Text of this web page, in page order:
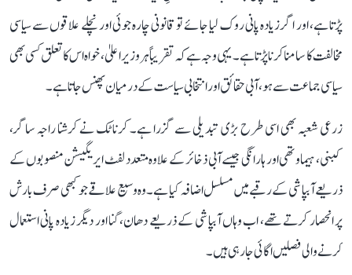
پڑتا ہے، اور اگر زیادہ پانی روک لیا جائے تو قانونی چارہ جوئی اور نچلے علاقوں سے سیاسی
مخالفت کا سامنا کرنا پڑتا ہے۔ یہی وجہ ہے کہ تقریباً ہر وزیر اعلیٰ، خواہ اس کا تعلق کسی بھی
سیاسی جماعت سے ہو، آبی حقائق اور انتخابی سیاست کے درمیان پھنس جاتا ہے۔
زرعی شعبہ بھی اسی طرح بڑی تبدیلی سے گزرا ہے۔ کرناٹک نے کرشنا راجہ ساگر،
کبنی، ہیماوتھی اور ہارانگی جیسے آبی ذخائر کے علاوہ متعدد لفٹ ایریگیشن منصوبوں کے
ذریعے آبپاشی کے رقبے میں مسلسل اضافہ کیا ہے۔ وہ وسیع علاقے جو کبھی صرف بارش
پر انحصار کرتے تھے، اب وہاں آبپاشی کے ذریعے دھان، گنا اور دیگر زیادہ پانی استعمال
کرنے والی فصلیں اگائی جا رہی ہیں۔